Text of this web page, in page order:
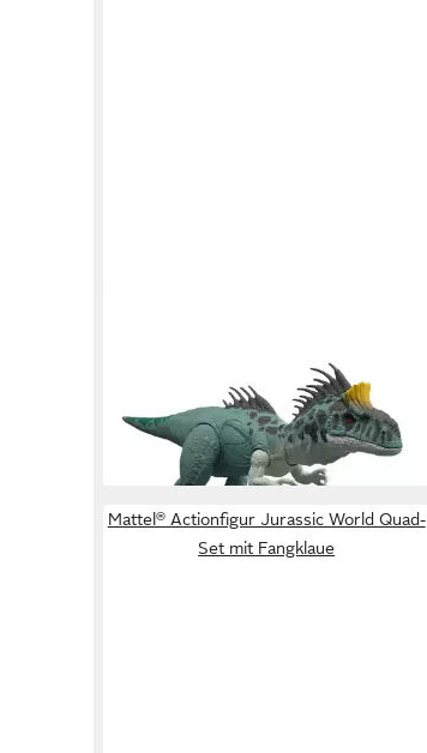
ab 22,99 €
lieferbar - in 1-2 Werktagen bei dir
Mattel® Actionfigur Jurassic World Quad-
Set mit Fangklaue